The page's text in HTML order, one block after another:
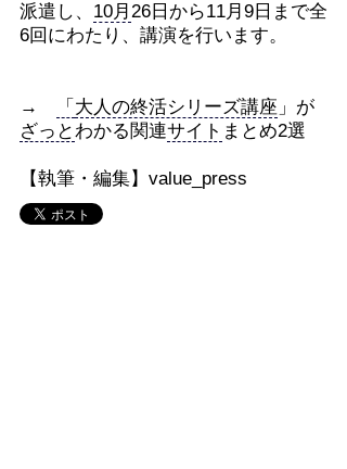
派遣し、 10月 26日から11月9日まで全
6回にわたり、講演を行います。
→ 「 大人の終活シリーズ講座 」が
ざっとわかる関連サイト まとめ2選
【執筆・編集】value_press